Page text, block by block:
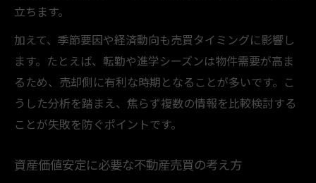
立ちます。
加えて、季節要因や経済動向も売買タイミングに影響し
ます。たとえば、転勤や進学シーズンは物件需要が高ま
るため、売却側に有利な時期となることが多いです。こ
うした分析を踏まえ、焦らず複数の情報を比較検討する
ことが失敗を防ぐポイントです。
資産価値安定に必要な不動産売買の考え方